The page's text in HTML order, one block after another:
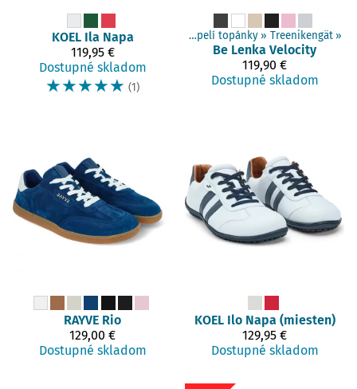
KOEL Ila Napa
119,95 €
Dostupné skladom
☆☆☆☆☆ (1)
Produkty ‪»Barefoot obuv Dospelí topánky ‪» Treenikengät ‪»
Be Lenka Velocity
119,90 €
Dostupné skladom
RAYVE Rio
129,00 €
Dostupné skladom
KOEL Ilo Napa (miesten)
129,95 €
Dostupné skladom